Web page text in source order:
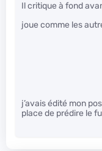
Il critique à fond
joue comme les
j’avais édité mon
place de prédire le